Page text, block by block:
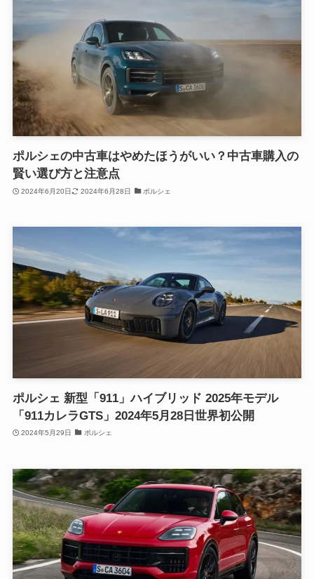
ポルシェの中古車はやめたほうがいい？中古車購入の
賢い選び方と注意点
2024年6月20日 2024年6月28日 ポルシェ
ポルシェ 新型「911」ハイブリッド 2025年モデル
「911カレラGTS」2024年5月28日世界初公開
2024年5月29日 ポルシェ